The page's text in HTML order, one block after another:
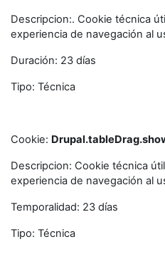
Descripcion:. Cookie técnica
experiencia de navegación al
Duración: 23 días
Tipo: Técnica
Cookie:
Descripcion: Cookie técnica
experiencia de navegación al
Temporalidad: 23 días
Tipo: Técnica